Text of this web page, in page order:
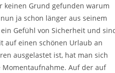
keinen Grund gefunden warum
ja schon länger aus seinem
Gefühl von Sicherheit und
auf einen schönen Urlaub an
ausgelastet ist, hat man sich
Momentaufnahme. Auf der auf